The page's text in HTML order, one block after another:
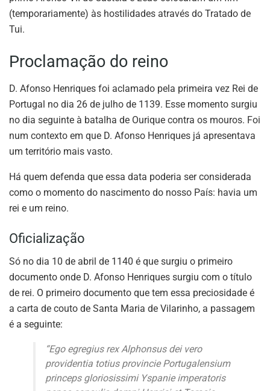
(temporariamente) às hostilidades através do Tratado de
Tui.
Proclamação do reino
D. Afonso Henriques foi aclamado pela primeira vez Rei de
Portugal no dia 26 de julho de 1139. Esse momento surgiu
no dia seguinte à batalha de Ourique contra os mouros. Foi
num contexto em que D. Afonso Henriques já apresentava
um território mais vasto.
Há quem defenda que essa data poderia ser considerada
como o momento do nascimento do nosso País: havia um
rei e um reino.
Oficialização
Só no dia 10 de abril de 1140 é que surgiu o primeiro
documento onde D. Afonso Henriques surgiu com o título
de rei. O primeiro documento que tem essa preciosidade é
a carta de couto de Santa Maria de Vilarinho, a passagem
é a seguinte:
“Ego egregius rex Alphonsus dei vero
providentia totius provincie Portugalensium
princeps gloriosissimi Yspanie imperatoris